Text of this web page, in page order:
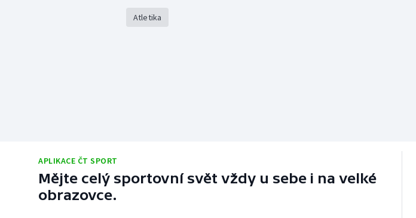
Atletika
APLIKACE ČT SPORT
Mějte celý sportovní svět vždy u sebe i na velké
obrazovce.